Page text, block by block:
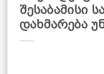
შესაბამისი
დახმარება